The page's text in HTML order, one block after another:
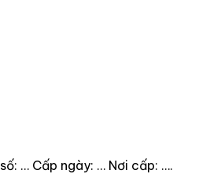
… Cấp ngày: … Nơi cấp: ….